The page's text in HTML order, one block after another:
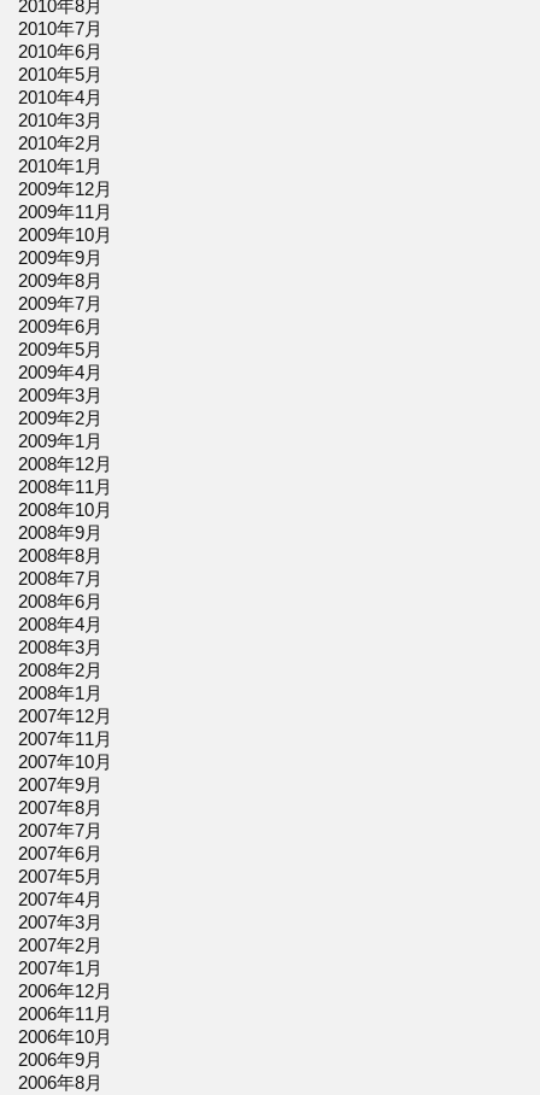
2010年8月
2010年7月
2010年6月
2010年5月
2010年4月
2010年3月
2010年2月
2010年1月
2009年12月
2009年11月
2009年10月
2009年9月
2009年8月
2009年7月
2009年6月
2009年5月
2009年4月
2009年3月
2009年2月
2009年1月
2008年12月
2008年11月
2008年10月
2008年9月
2008年8月
2008年7月
2008年6月
2008年4月
2008年3月
2008年2月
2008年1月
2007年12月
2007年11月
2007年10月
2007年9月
2007年8月
2007年7月
2007年6月
2007年5月
2007年4月
2007年3月
2007年2月
2007年1月
2006年12月
2006年11月
2006年10月
2006年9月
2006年8月